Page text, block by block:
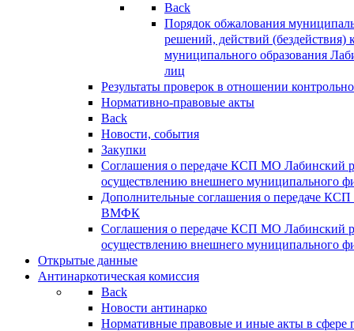
Back
Порядок обжалования
решений, действий (бездействия)
муниципального образования
лиц
Результаты проверок в отношении
Нормативно-правовые акты
Back
Новости, события
Закупки
Соглашения о передаче КСП МО Лабинский
осуществлению внешнего муниципального
Дополнительные соглашения о передаче
ВМФК
Соглашения о передаче КСП МО Лабинский
осуществлению внешнего муниципального
Открытые данные
Антинаркотическая комиссия
Back
Новости антинарко
Нормативные правовые и иные акты в сфере